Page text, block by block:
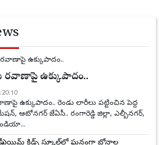
రవాణాపై ఉక్కుపాదం..
ఉక్కుపాదం.. రెండు లారీలు పట్టించిన పెద్ద
ఆటోనగర్ జేఏసీ.. రంగారెడ్డి జిల్లా, ఎల్బీనగర్,